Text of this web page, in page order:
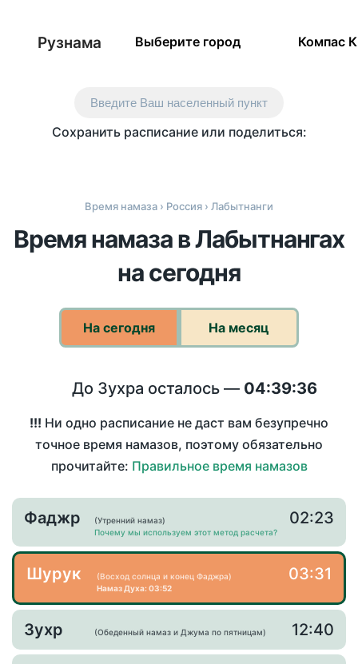
Рузнама Выберите город Компас
Введите Ваш населенный пункт
Сохранить расписание или поделиться:
Время намаза › Россия › Лабытнанги
Время намаза в Лабытнангах
на сегодня
На сегодня На месяц
До Зухра осталось — 04:39:36
!!! Ни одно расписание не даст вам безупречно
точное время намазов, поэтому обязательно
прочитайте: Правильное время намазов
Фаджр
(Утренний намаз)
Почему мы используем этот метод расчета?
02:23
Шурук
(Восход солнца и конец Фаджра)
Намаз Духа: 03:52
03:31
Зухр (Обеденный намаз и Джума по пятницам) 12:40